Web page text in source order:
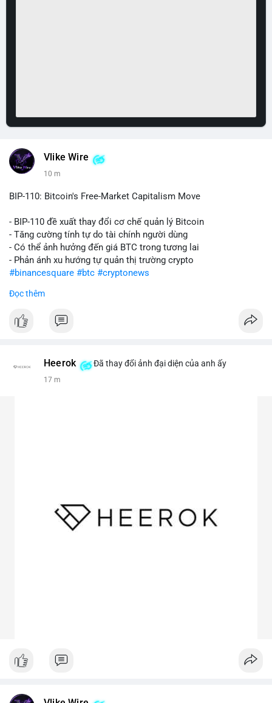
Vlike Wire
10 m
BIP-110: Bitcoin's Free-Market Capitalism Move
- BIP-110 đề xuất thay đổi cơ chế quản lý Bitcoin
- Tăng cường tính tự do tài chính người dùng
- Có thể ảnh hưởng đến giá BTC trong tương lai
- Phản ánh xu hướng tự quản thị trường crypto
#binancesquare #btc #cryptonews
$btc
#vlikevn #titanbot
Đọc thêm
Heerok Đã thay đổi ảnh đại diện của anh ấy
17 m